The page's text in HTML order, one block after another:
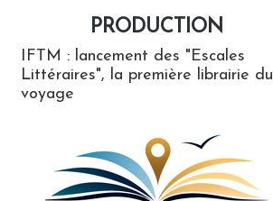
PRODUCTION
IFTM : lancement des "Escales
Littéraires", la première librairie du
voyage